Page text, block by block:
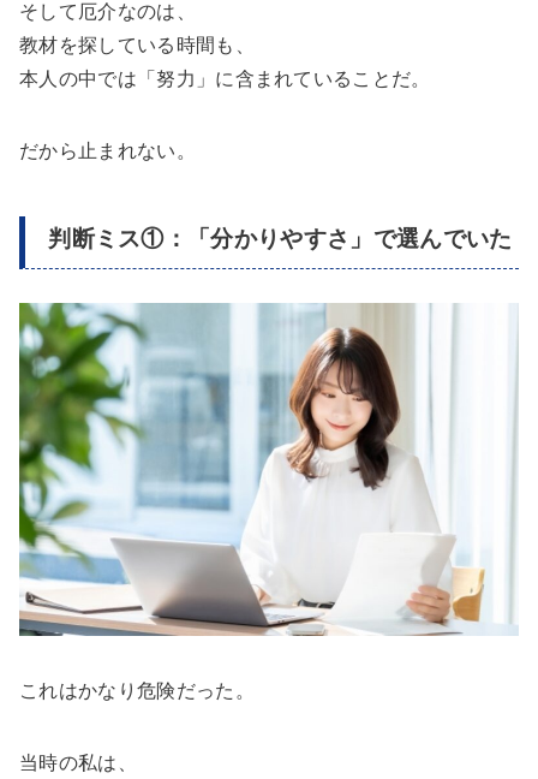
そして厄介なのは、
教材を探している時間も、
本人の中では「努力」に含まれていることだ。
だから止まれない。
判断ミス①：「分かりやすさ」で選んでいた
これはかなり危険だった。
当時の私は、